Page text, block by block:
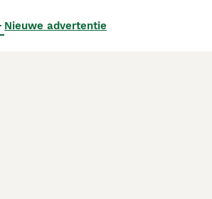
Nieuwe advertentie